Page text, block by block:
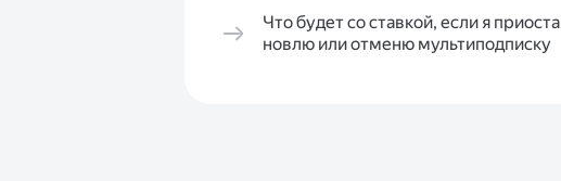
Что будет со ставкой, если я приоста
новлю или отменю мультиподписку